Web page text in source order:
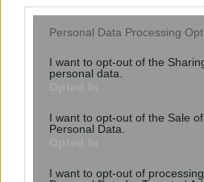
Please note that this website/app
not limited to your visit or usage
grant or deny consent to Google
consent section.
Personal Data Processing
I want to opt-out of the
personal data.
I want to opt-out of the Sale
Personal Data.
I want to opt-out of